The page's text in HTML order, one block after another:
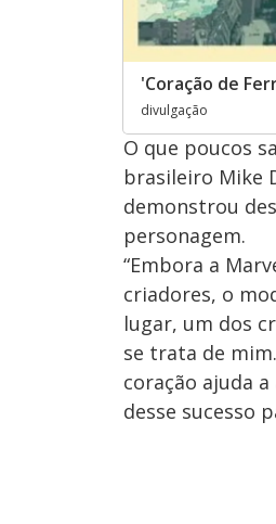
'Coração de
divulgação
O que poucos
brasileiro Mike
demonstrou
personagem.
“Embora a
criadores, o
lugar, um dos
se trata de
coração ajuda
desse sucesso